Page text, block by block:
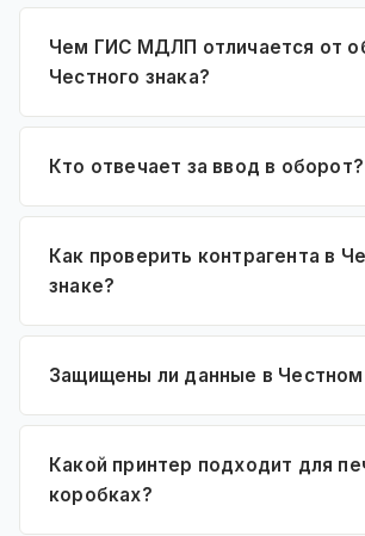
Чем ГИС МДЛП отличается от
Честного знака?
Кто отвечает за ввод в оборот?
Как проверить контрагента в
знаке?
Защищены ли данные в Честном
Какой принтер подходит для
коробках?